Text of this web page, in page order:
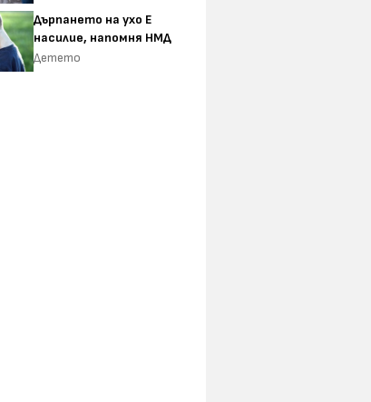
Дърпането на ухо Е
насилие, напомня НМД
Детето